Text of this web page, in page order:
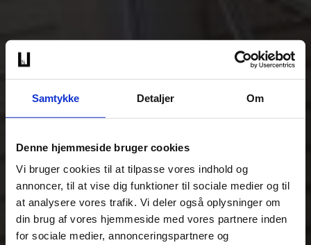
Samtykke Detaljer Om
Denne hjemmeside bruger cookies
Vi bruger cookies til at tilpasse vores indhold og
annoncer, til at vise dig funktioner til sociale medier og til
at analysere vores trafik. Vi deler også oplysninger om
din brug af vores hjemmeside med vores partnere inden
for sociale medier, annonceringspartnere og